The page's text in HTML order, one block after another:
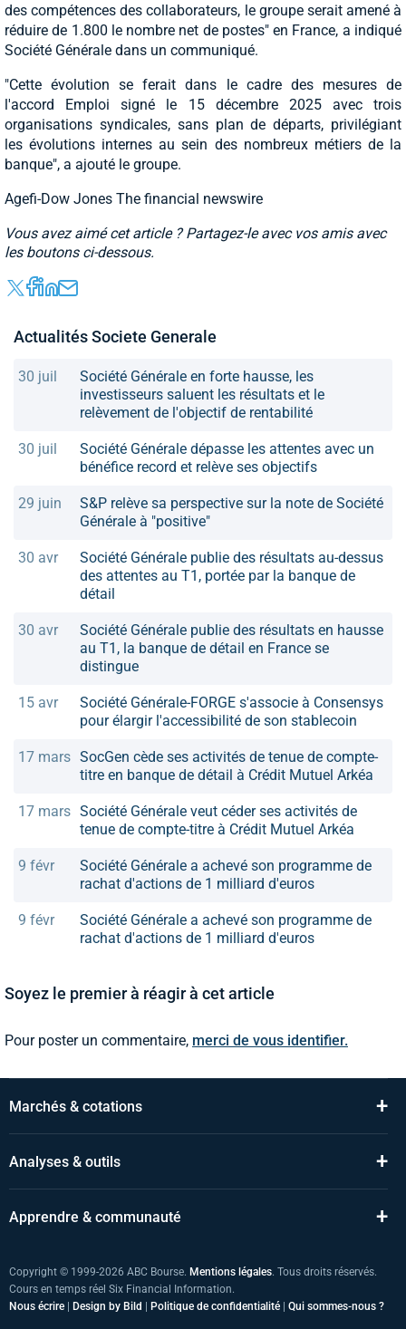
des compétences des collaborateurs, le groupe serait amené à
réduire de 1.800 le nombre net de postes" en France, a indiqué
Société Générale dans un communiqué.
"Cette évolution se ferait dans le cadre des mesures de
l'accord Emploi signé le 15 décembre 2025 avec trois
organisations syndicales, sans plan de départs, privilégiant
les évolutions internes au sein des nombreux métiers de la
banque", a ajouté le groupe.
Agefi-Dow Jones The financial newswire
Vous avez aimé cet article ? Partagez-le avec vos amis avec
les boutons ci-dessous.
Actualités Societe Generale
30 juil
Société Générale en forte hausse, les
investisseurs saluent les résultats et le
relèvement de l'objectif de rentabilité
30 juil
Société Générale dépasse les attentes avec un
bénéfice record et relève ses objectifs
29 juin
S&P relève sa perspective sur la note de Société
Générale à "positive"
30 avr
Société Générale publie des résultats au-dessus
des attentes au T1, portée par la banque de
détail
30 avr
Société Générale publie des résultats en hausse
au T1, la banque de détail en France se
distingue
15 avr
Société Générale-FORGE s'associe à Consensys
pour élargir l'accessibilité de son stablecoin
17 mars SocGen cède ses activités de tenue de compte-
titre en banque de détail à Crédit Mutuel Arkéa
17 mars Société Générale veut céder ses activités de
tenue de compte-titre à Crédit Mutuel Arkéa
9 févr
Société Générale a achevé son programme de
rachat d'actions de 1 milliard d'euros
9 févr
Société Générale a achevé son programme de
rachat d'actions de 1 milliard d'euros
Soyez le premier à réagir à cet article
Pour poster un commentaire, merci de vous identifier.
Marchés & cotations +
Analyses & outils +
Apprendre & communauté +
Copyright © 1999-2026 ABC Bourse. Mentions légales. Tous droits réservés.
Cours en temps réel Six Financial Information.
Nous écrire
Design by Bild Politique de confidentialité Qui sommes-nous ?